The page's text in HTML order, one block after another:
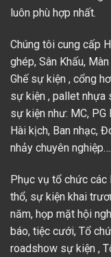
luôn phù hợp nhất.
Chúng tôi cung cấp
ghép, Sân Khấu,
Ghế sự kiện , cổng
sự kiện , pallet nhựa
sự kiện như: MC, PG
Hài kịch, Ban nhạc,
nhảy chuyên nghiệp….
Phục vụ tổ chức các
thổ, sự kiện khai
năm, họp mặt hội
báo, tiệc cưới, Tổ
roadshow sự kiện ,